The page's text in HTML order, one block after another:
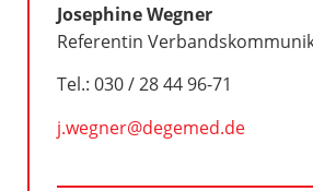
Josephine Wegner
Referentin
Tel.: 030 / 28 44 96-71
j.wegner@degemed.de